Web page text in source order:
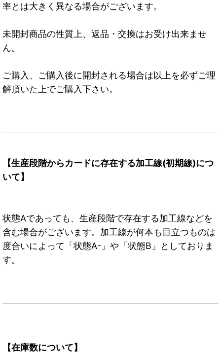
率とは大きく異なる場合がございます。
未開封商品の性質上、返品・交換はお受け出来ませ
ん。
ご購入、ご購入後に開封される場合は以上を必ずご理
解頂いた上でご購入下さい。
【生産段階からカードに存在する加工線(初期線)につ
いて】
状態Aであっても、生産段階で存在する加工線などを
含む場合がございます。加工線が何本も目立つものは
度合いによって「状態A-」や「状態B」としておりま
す。
【在庫数について】